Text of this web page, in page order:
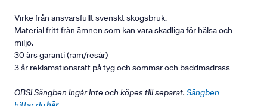
Virke från ansvarsfullt svenskt skogsbruk.
Material fritt från ämnen som kan vara skadliga för hälsa och
miljö.
30 års garanti (ram/resår)
3 år reklamationsrätt på tyg och sömmar och bäddmadrass
OBS! Sängben ingår inte och köpes till separat. Sängben